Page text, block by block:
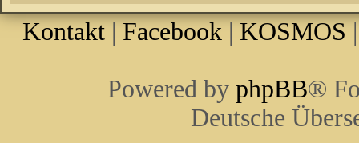
Kontakt | Facebook | KOSMOS
Powered by phpBB®
Deutsche